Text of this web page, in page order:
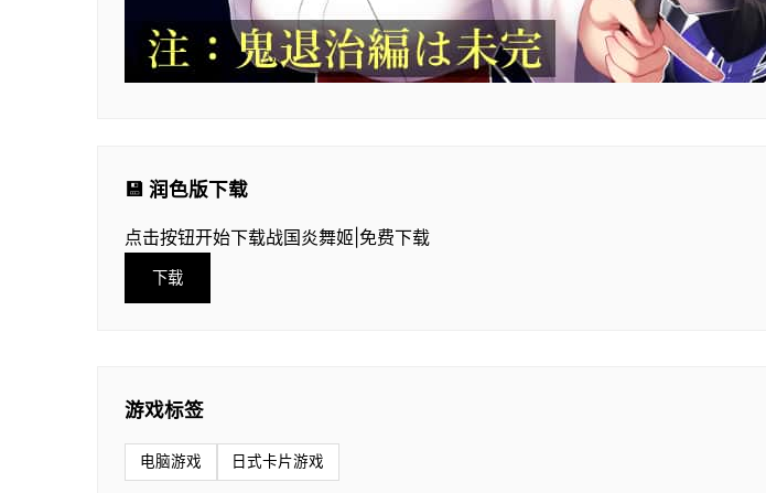
💾 润色版下载
点击按钮开始下载战国炎舞姬|免费下载
下载
游戏标签
电脑游戏 日式卡片游戏